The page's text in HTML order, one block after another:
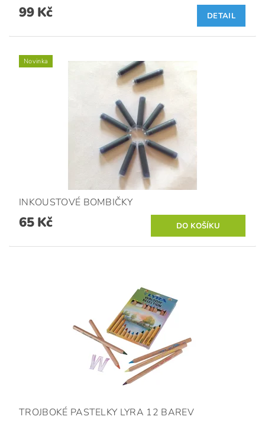
99 Kč DETAIL
Novinka
INKOUSTOVÉ BOMBIČKY
65 Kč
TROJBOKÉ PASTELKY LYRA 12 BAREV